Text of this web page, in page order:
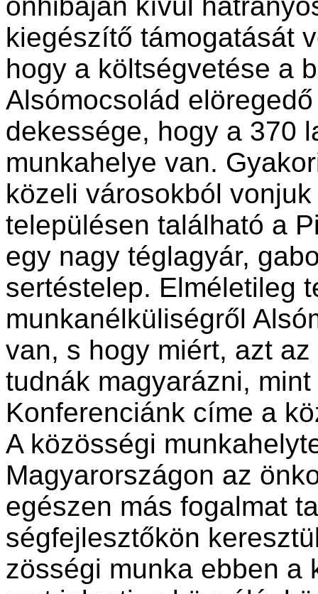
kiegészítő támogatását
hogy a költségvetése a
Alsómocsolád
dekessége, hogy a 370
munkahelye van.
közeli városokból
településen található a
egy nagy téglagyár,
sertéstelep. Elméletileg
munkanélküli­ségről
van, s hogy miért, azt
tudnák ma­gyarázni,
Konferenciánk címe a
A közösségi
Magyarországon az
egészen más fogalmat
ségfejlesztőkön
zösségi munka ebben